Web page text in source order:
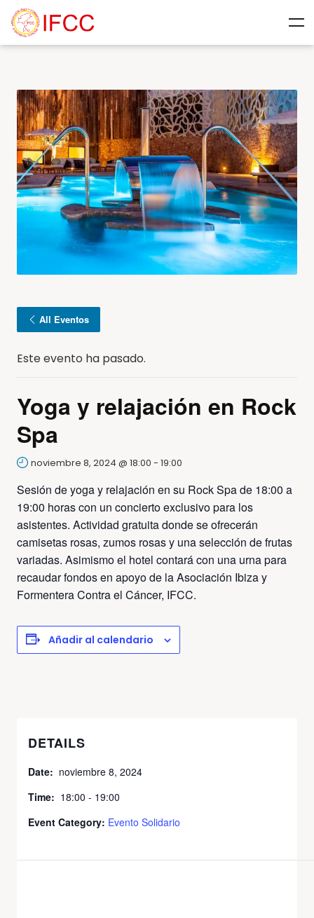
All Eventos
Este evento ha pasado.
Yoga y relajación en Rock
Spa
noviembre 8, 2024 @ 18:00 - 19:00
Sesión de yoga y relajación en su Rock Spa de 18:00 a
19:00 horas con un concierto exclusivo para los
asistentes. Actividad gratuita donde se ofrecerán
camisetas rosas, zumos rosas y una selección de frutas
variadas. Asimismo el hotel contará con una urna para
recaudar fondos en apoyo de la Asociación Ibiza y
Formentera Contra el Cáncer, IFCC.
Añadir al calendario
DETAILS
Date: noviembre 8, 2024
Time: 18:00 - 19:00
Event Category: Evento Solidario